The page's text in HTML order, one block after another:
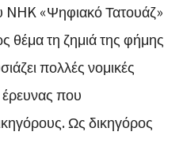
NHK «Ψηφιακό Τατουάζ»
θέμα τη ζημιά της φήμης
πολλές νομικές
έρευνας που
Ως δικηγόρος